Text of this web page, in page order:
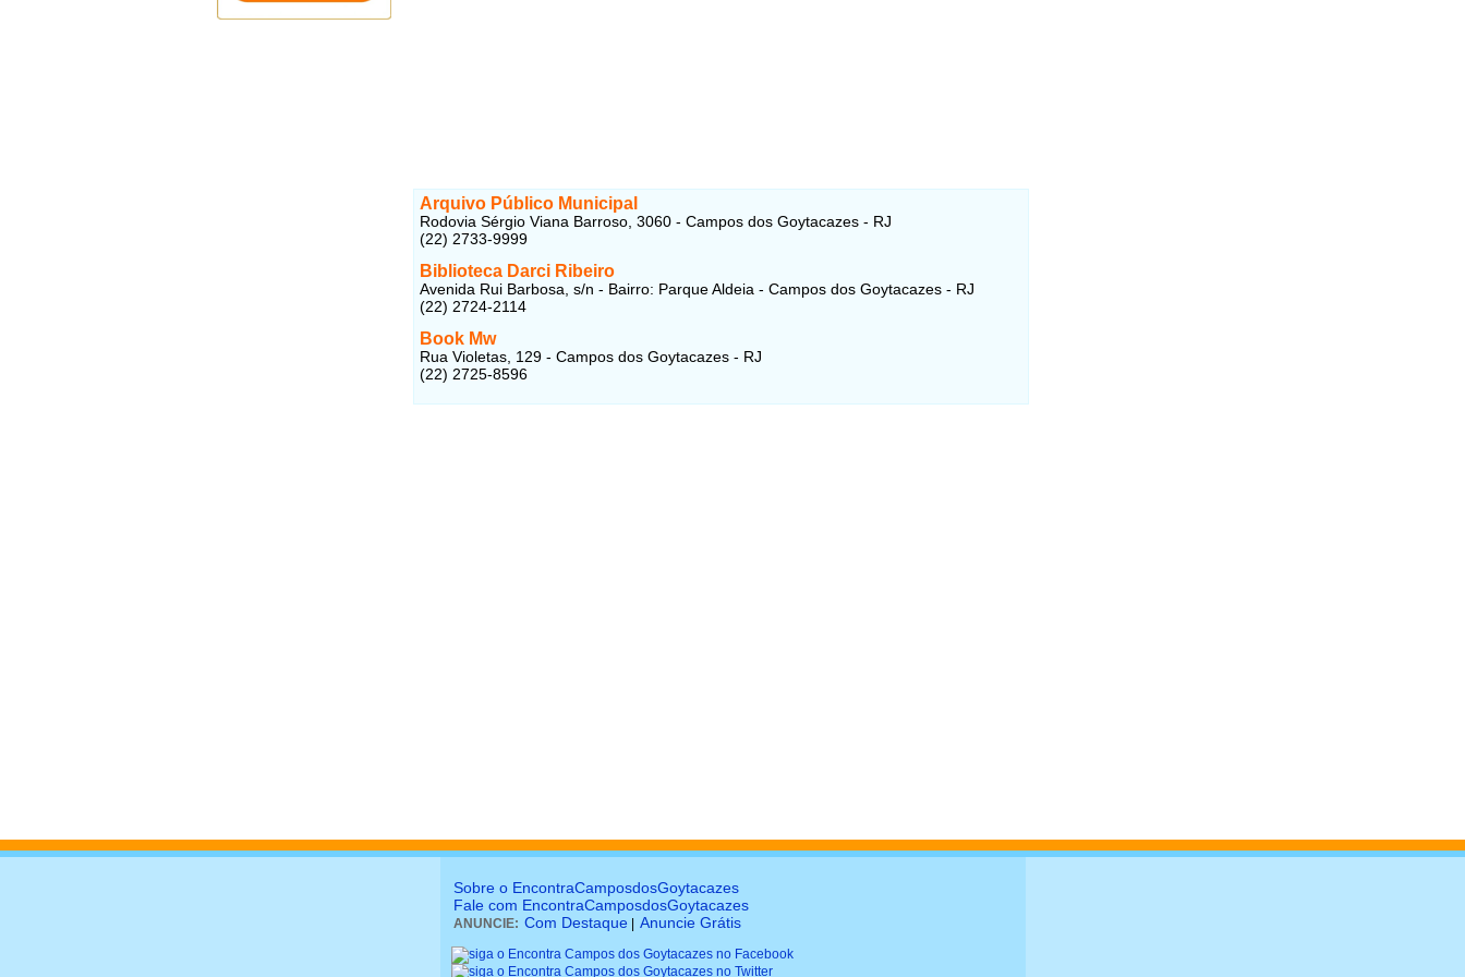
Arquivo Público Municipal
Rodovia Sérgio Viana Barroso, 3060 - Campos dos Goytacazes - RJ
(22) 2733-9999
Biblioteca Darci Ribeiro
Avenida Rui Barbosa, s/n - Bairro: Parque Aldeia - Campos dos Goytacazes - RJ
(22) 2724-2114
Book Mw
Rua Violetas, 129 - Campos dos Goytacazes - RJ
(22) 2725-8596
Sobre o EncontraCamposdosGoytacazes
Fale com EncontraCamposdosGoytacazes
ANUNCIE: Com Destaque Anuncie Grátis